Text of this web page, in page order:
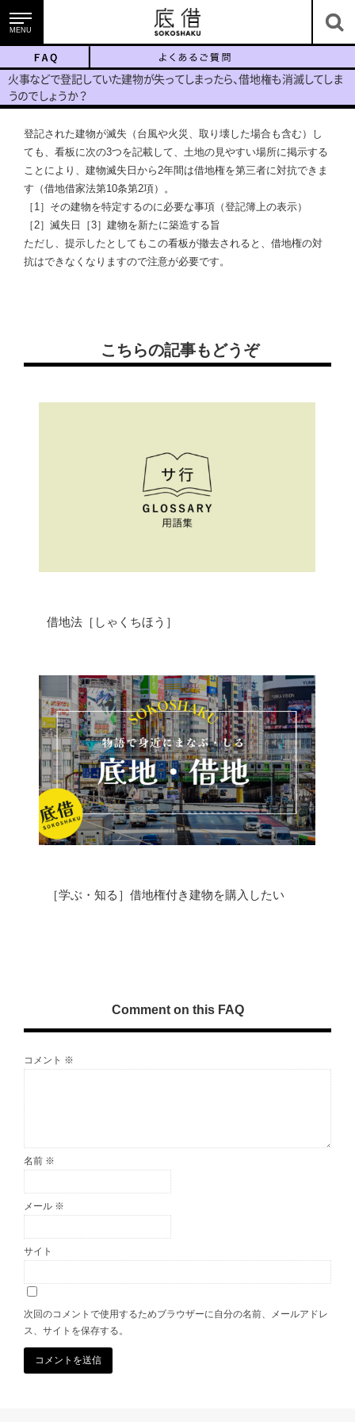
MENU
底借のサービス
底地・借地を知る
用語集
私たちについて
火事などで登記していた建物が失ってしまったら、借地権も 消滅してしま
うのでしょ うか？
登記された建物が滅失（台風や火災、取り壊した場合も含む）し
ても、看板に次の3つを記載して、土地の見やすい場所に掲示する
ことにより、建物滅失日から2年間は借地権を第三者に対抗できま
す（借地借家法第10条第2項）。
［1］その建物を特定するのに必要な事項（登記簿上の表示）
［2］滅失日［3］建物を新たに築造する旨
ただし、提示したとしてもこの看板が撤去されると、借地権の対
抗はできなくなりますので注意が必要です。
こちらの記事もどうぞ
借地法［しゃくちほう］
［学ぶ・知る］借地権付き建物を購入したい
Comment on this FAQ
コメント ※
名前 ※
メール ※
サイト
次回のコメントで使用するためブラウザーに自分の名前、メールアドレ
ス、サイトを保存する。